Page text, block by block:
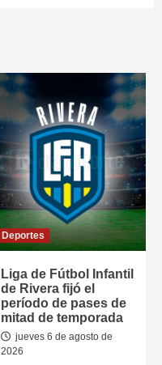
Deportes
Liga de Fútbol Infantil
de Rivera fijó el
período de pases de
mitad de temporada
jueves 6 de agosto de
2026